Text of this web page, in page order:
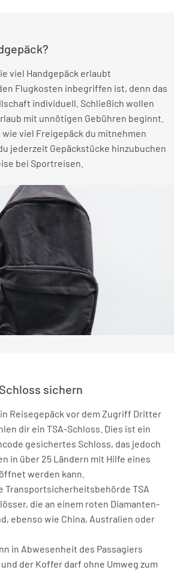
viel Handgepäck erlaubt
Flugkosten inbegriffen ist, denn das
individuell. Schließich wollen
mit unnötigen Gebühren beginnt.
viel Freigepäck du mitnehmen
jederzeit Gepäckstücke hinzubuchen
bei Sportreisen.
sichern
Reisegepäck vor dem Zugriff Dritter
dir ein TSA-Schloss. Dies ist ein
gesichertes Schloss, das jedoch
in über 25 Ländern mit Hilfe eines
werden kann.
Transportsicherheitsbehörde TSA
die an einem roten Diamanten-
ebenso wie China, Australien oder
in Abwesenheit des Passagiers
der Koffer darf ohne Umweg zum